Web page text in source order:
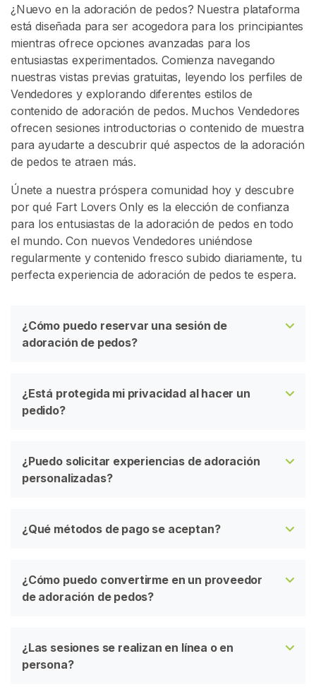
¿Nuevo en la adoración de pedos? Nuestra plataforma
está diseñada para ser acogedora para los principiantes
mientras ofrece opciones avanzadas para los
entusiastas experimentados. Comienza navegando
nuestras vistas previas gratuitas, leyendo los perfiles de
Vendedores y explorando diferentes estilos de
contenido de adoración de pedos. Muchos Vendedores
ofrecen sesiones introductorias o contenido de muestra
para ayudarte a descubrir qué aspectos de la adoración
de pedos te atraen más.
Únete a nuestra próspera comunidad hoy y descubre
por qué Fart Lovers Only es la elección de confianza
para los entusiastas de la adoración de pedos en todo
el mundo. Con nuevos Vendedores uniéndose
regularmente y contenido fresco subido diariamente, tu
perfecta experiencia de adoración de pedos te espera.
¿Cómo puedo reservar una sesión de
adoración de pedos?
¿Está protegida mi privacidad al hacer un
pedido?
¿Puedo solicitar experiencias de adoración
personalizadas?
¿Qué métodos de pago se aceptan?
¿Cómo puedo convertirme en un proveedor
de adoración de pedos?
¿Las sesiones se realizan en línea o en
persona?
i
c
h
e
D
e
F
l
a
t
l
e
n
c
i
a